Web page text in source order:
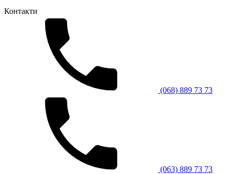
Контакти
(068) 889 73 73
(063) 889 73 73